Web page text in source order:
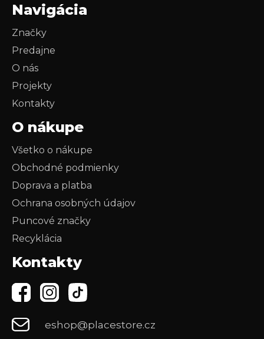
Navigácia
Značky
Predajne
O nás
Projekty
Kontakty
O nákupe
Všetko o nákupe
Obchodné podmienky
Doprava a platba
Ochrana osobných údajov
Puncové značky
Recyklácia
Kontakty
eshop@placestore.cz